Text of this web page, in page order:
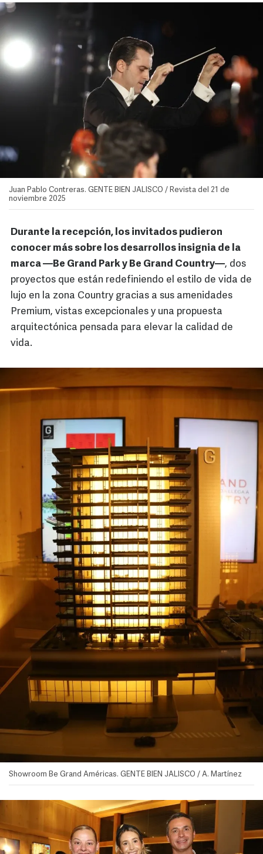
Juan Pablo Contreras. GENTE BIEN JALISCO / Revista del 21 de
noviembre 2025
Durante la recepción, los invitados pudieron
conocer más sobre los desarrollos insignia de la
marca —Be Grand Park y Be Grand Country—, dos
proyectos que están redefiniendo el estilo de vida de
lujo en la zona Country gracias a sus amenidades
Premium, vistas excepcionales y una propuesta
arquitectónica pensada para elevar la calidad de
vida.
Showroom Be Grand Américas. GENTE BIEN JALISCO / A. Martínez